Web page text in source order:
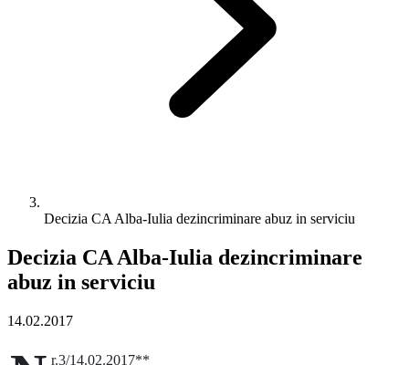
Decizia CA Alba-Iulia dezincriminare abuz in serviciu
Decizia CA Alba-Iulia dezincriminare
abuz in serviciu
14.02.2017
r.3/14.02.2017**